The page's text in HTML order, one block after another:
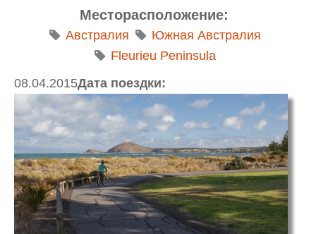
Месторасположение:
Австралия
Южная Австралия
Fleurieu Peninsula
Дата поездки:
08.04.2015